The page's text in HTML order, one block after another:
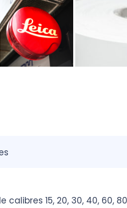
15, 20, 30, 40,